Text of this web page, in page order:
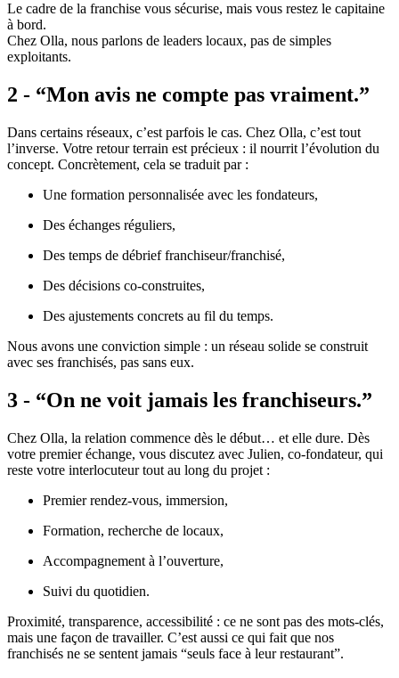
Le cadre de la franchise vous sécurise, mais vous restez le capitaine
à bord.
Chez Olla, nous parlons de leaders locaux, pas de simples
exploitants.
2 - “Mon avis ne compte pas vraiment.”
Dans certains réseaux, c’est parfois le cas. Chez Olla, c’est tout
l’inverse. Votre retour terrain est précieux : il nourrit l’évolution du
concept. Concrètement, cela se traduit par :
Une formation personnalisée avec les fondateurs,
Des échanges réguliers,
Des temps de débrief franchiseur/franchisé,
Des décisions co-construites,
Des ajustements concrets au fil du temps.
Nous avons une conviction simple : un réseau solide se construit
avec ses franchisés, pas sans eux.
3 - “On ne voit jamais les franchiseurs.”
Chez Olla, la relation commence dès le début… et elle dure. Dès
votre premier échange, vous discutez avec Julien, co-fondateur, qui
reste votre interlocuteur tout au long du projet :
Premier rendez-vous, immersion,
Formation, recherche de locaux,
Accompagnement à l’ouverture,
Suivi du quotidien.
Proximité, transparence, accessibilité : ce ne sont pas des mots-clés,
mais une façon de travailler. C’est aussi ce qui fait que nos
franchisés ne se sentent jamais “seuls face à leur restaurant”.